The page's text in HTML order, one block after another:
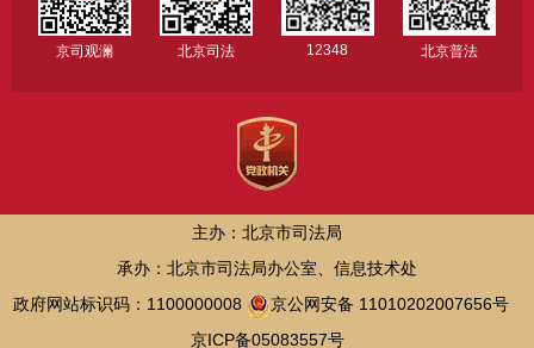
京司观澜 北京司法 12348 北京普法
主办：北京市司法局
承办：北京市司法局办公室、信息技术处
政府网站标识码：1100000008
京公网安备 11010202007656号
京ICP备05083557号